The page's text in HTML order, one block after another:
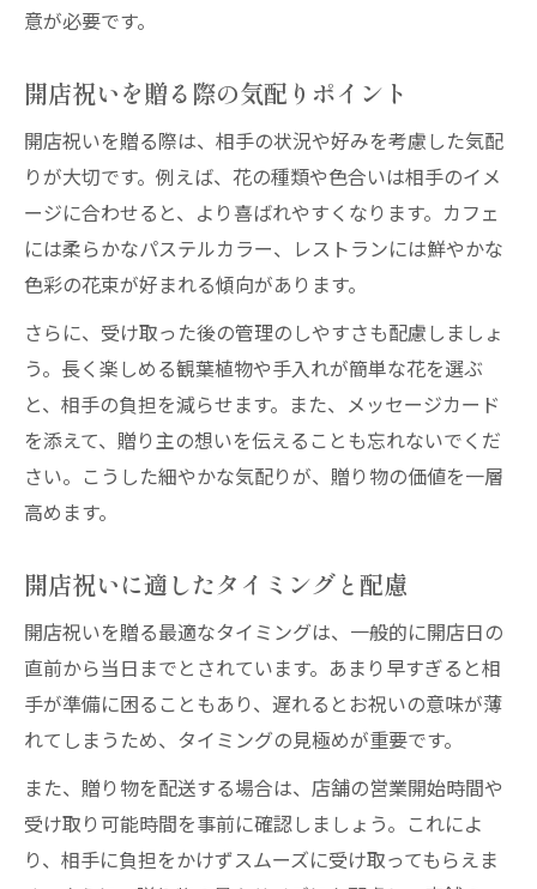
意が必要です。
開店祝いを贈る際の気配りポイント
開店祝いを贈る際は、相手の状況や好みを考慮した気配
りが大切です。例えば、花の種類や色合いは相手のイメ
ージに合わせると、より喜ばれやすくなります。カフェ
には柔らかなパステルカラー、レストランには鮮やかな
色彩の花束が好まれる傾向があります。
さらに、受け取った後の管理のしやすさも配慮しましょ
う。長く楽しめる観葉植物や手入れが簡単な花を選ぶ
と、相手の負担を減らせます。また、メッセージカード
を添えて、贈り主の想いを伝えることも忘れないでくだ
さい。こうした細やかな気配りが、贈り物の価値を一層
高めます。
開店祝いに適したタイミングと配慮
開店祝いを贈る最適なタイミングは、一般的に開店日の
直前から当日までとされています。あまり早すぎると相
手が準備に困ることもあり、遅れるとお祝いの意味が薄
れてしまうため、タイミングの見極めが重要です。
また、贈り物を配送する場合は、店舗の営業開始時間や
受け取り可能時間を事前に確認しましょう。これによ
り、相手に負担をかけずスムーズに受け取ってもらえま